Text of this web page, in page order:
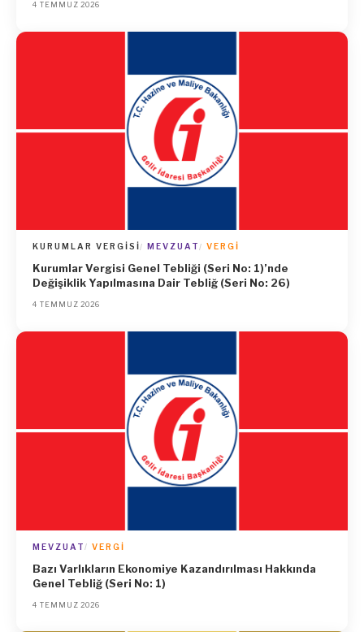
4 TEMMUZ 2026
KURUMLAR VERGISI MEVZUAT VERGI
Kurumlar Vergisi Genel Tebliği (Seri No: 1)’nde
Değişiklik Yapılmasına Dair Tebliğ (Seri No: 26)
4 TEMMUZ 2026
MEVZUAT VERGI
Bazı Varlıkların Ekonomiye Kazandırılması Hakkında
Genel Tebliğ (Seri No: 1)
4 TEMMUZ 2026